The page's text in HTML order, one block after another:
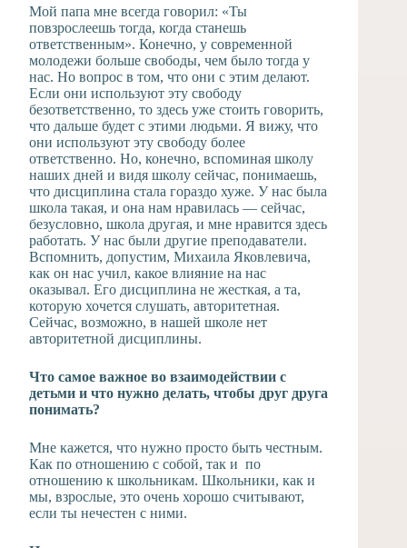
Мой папа мне всегда говорил: «Ты
повзрослеешь тогда, когда станешь
ответственным». Конечно, у современной
молодежи больше свободы, чем было тогда у
нас. Но вопрос в том, что они с этим делают.
Если они используют эту свободу
безответственно, то здесь уже стоить говорить,
что дальше будет с этими людьми. Я вижу, что
они используют эту свободу более
ответственно. Но, конечно, вспоминая школу
наших дней и видя школу сейчас, понимаешь,
что дисциплина стала гораздо хуже. У нас была
школа такая, и она нам нравилась — сейчас,
безусловно, школа другая, и мне нравится здесь
работать. У нас были другие преподаватели.
Вспомнить, допустим, Михаила Яковлевича,
как он нас учил, какое влияние на нас
оказывал. Его дисциплина не жесткая, а та,
которую хочется слушать, авторитетная.
Сейчас, возможно, в нашей школе нет
авторитетной дисциплины.
Что самое важное во взаимодействии с
детьми и что нужно делать, чтобы друг друга
понимать?
Мне кажется, что нужно просто быть честным.
Как по отношению с собой, так и по
отношению к школьникам. Школьники, как и
мы, взрослые, это очень хорошо считывают,
если ты нечестен с ними.